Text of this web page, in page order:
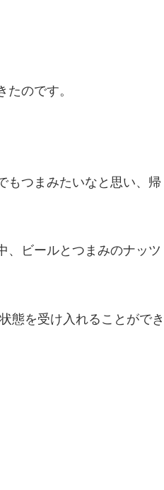
のです。
もつまみたいなと思い、帰
、ビールとつまみのナッツ
態を受け入れることができ